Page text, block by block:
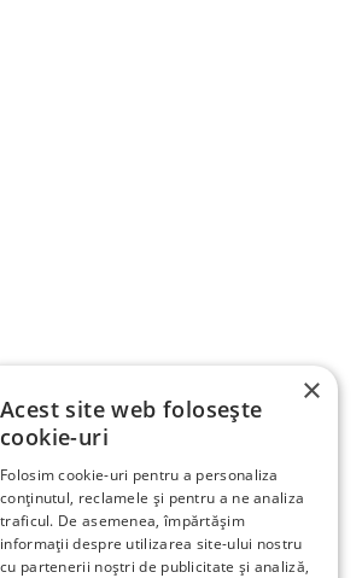
×
Acest site web folosește
cookie-uri
Folosim cookie-uri pentru a personaliza
conținutul, reclamele și pentru a ne analiza
traficul. De asemenea, împărtășim
informații despre utilizarea site-ului nostru
cu partenerii noștri de publicitate și analiză,